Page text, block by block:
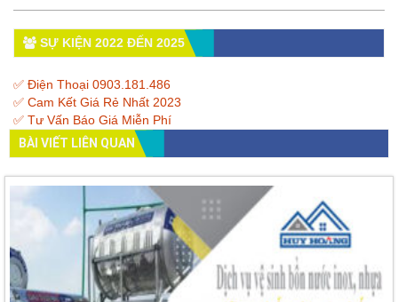
SỰ KIỆN 2022 ĐẾN 2025
✅ Điện Thoại 0903.181.486
✅ Cam Kết Giá Rẻ Nhất 2023
✅ Tư Vấn Báo Giá Miễn Phí
BÀI VIẾT LIÊN QUAN